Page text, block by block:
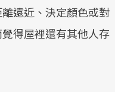
遠近、決定顏色或對
得屋裡還有其他人存